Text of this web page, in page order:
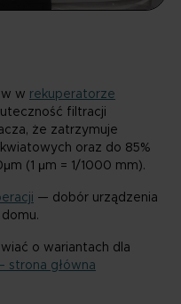
w rekuperatorze
filtracji
że zatrzymuje
oraz do 85%
(1 μm = 1/1000 mm).
— dobór urządzenia
o wariantach dla
strona główna